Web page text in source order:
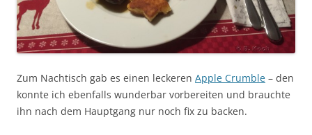
Zum Nachtisch gab es einen leckeren Apple Crumble – den
konnte ich ebenfalls wunderbar vorbereiten und brauchte
ihn nach dem Hauptgang nur noch fix zu backen.